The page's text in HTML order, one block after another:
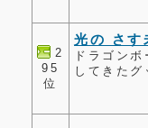
2
95
位
光の さす
ドラゴン
してきた